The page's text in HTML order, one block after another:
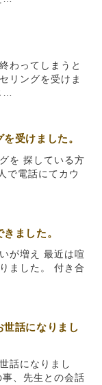
わってしまうと
リングを受けま
…
受けました。
を 探している方
で電話にてカウ
ました。
が増え 最近は喧
ました。 付き合
世話になりまし
話になりまし
、先生との会話